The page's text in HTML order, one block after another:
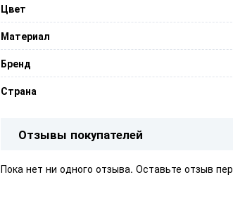
Цвет
Материал
Бренд
Страна
Отзывы покупателей
Пока нет ни одного отзыва. Оставьте отзыв